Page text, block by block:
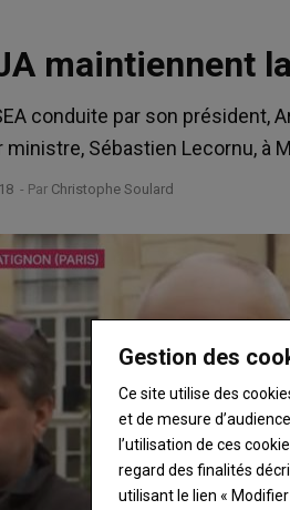
maintiennent
conduite par son président,
Sébastien Lecornu, à
- Par Christophe Soulard
Gestion des
Ce site utilise des
et de mesure
l’utilisation de ces
regard des finalités
utilisant le lien «